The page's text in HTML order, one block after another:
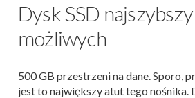
Dysk SSD
możliwych
500 GB przestrzeni na dane. Sporo,
jest to największy atut tego nośnika.